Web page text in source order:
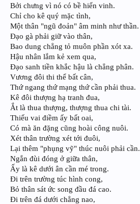
Bởi chưng vì nó có bề hiển vinh.
Chỉ cho kê quý mặc tình,
Một thân "ngũ đoản" âm minh như thần.
Đạo gà phải giữ vào thân,
Bao dung chẳng tỏ muôn phần xót xa.
Hậu nhân lắm kẻ xem qua,
Đạo sanh tiền khắc hậu là chẳng phân.
Vương đôi thi thể bất cân,
Thứ ngang thứ mạng thứ cần phải thua.
Kê đôi thượng hạ tranh đua,
Ắt là thua thượng, thượng thua chi tài.
Thiếu vai điềm ấy bất oai,
Có mà ăn đặng cũng hoài công nuôi.
Xét thân trường xét tới đuôi,
Lại thêm "phụng vỹ" thúc nuôi phải cần.
Ngắn đùi đóng ở giữa thân,
Ấy là kê dưới ân cần mé trong.
Đi trên trường túc hình cong,
Bỏ thân sát ức song đầu đá cao.
Đi trên đá dưới chẳng nao,